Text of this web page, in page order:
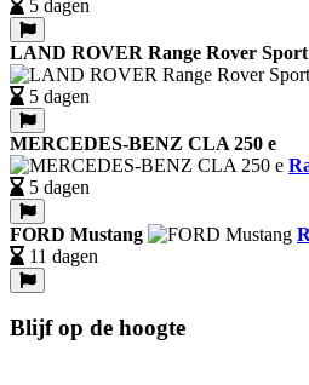
5 dagen
LAND ROVER Range Rover Sport
5 dagen
MERCEDES-BENZ CLA 250 e
5 dagen
FORD Mustang
11 dagen
Blijf op de hoogte